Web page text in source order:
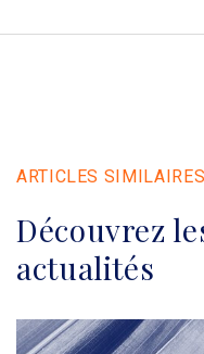
ARTICLES SIMILAIRES
Découvrez
actualités